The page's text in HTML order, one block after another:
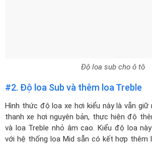
Độ loa sub cho ô tô
#2. Độ loa Sub và thêm loa Treble
Hình thức độ loa xe hơi kiểu này là vẫn giữ
thanh xe hơi nguyên bản, thực hiện độ
và loa Treble nhỏ âm cao. Kiểu độ loa
với hệ thống loa Mid sẵn có kết hợp thêm